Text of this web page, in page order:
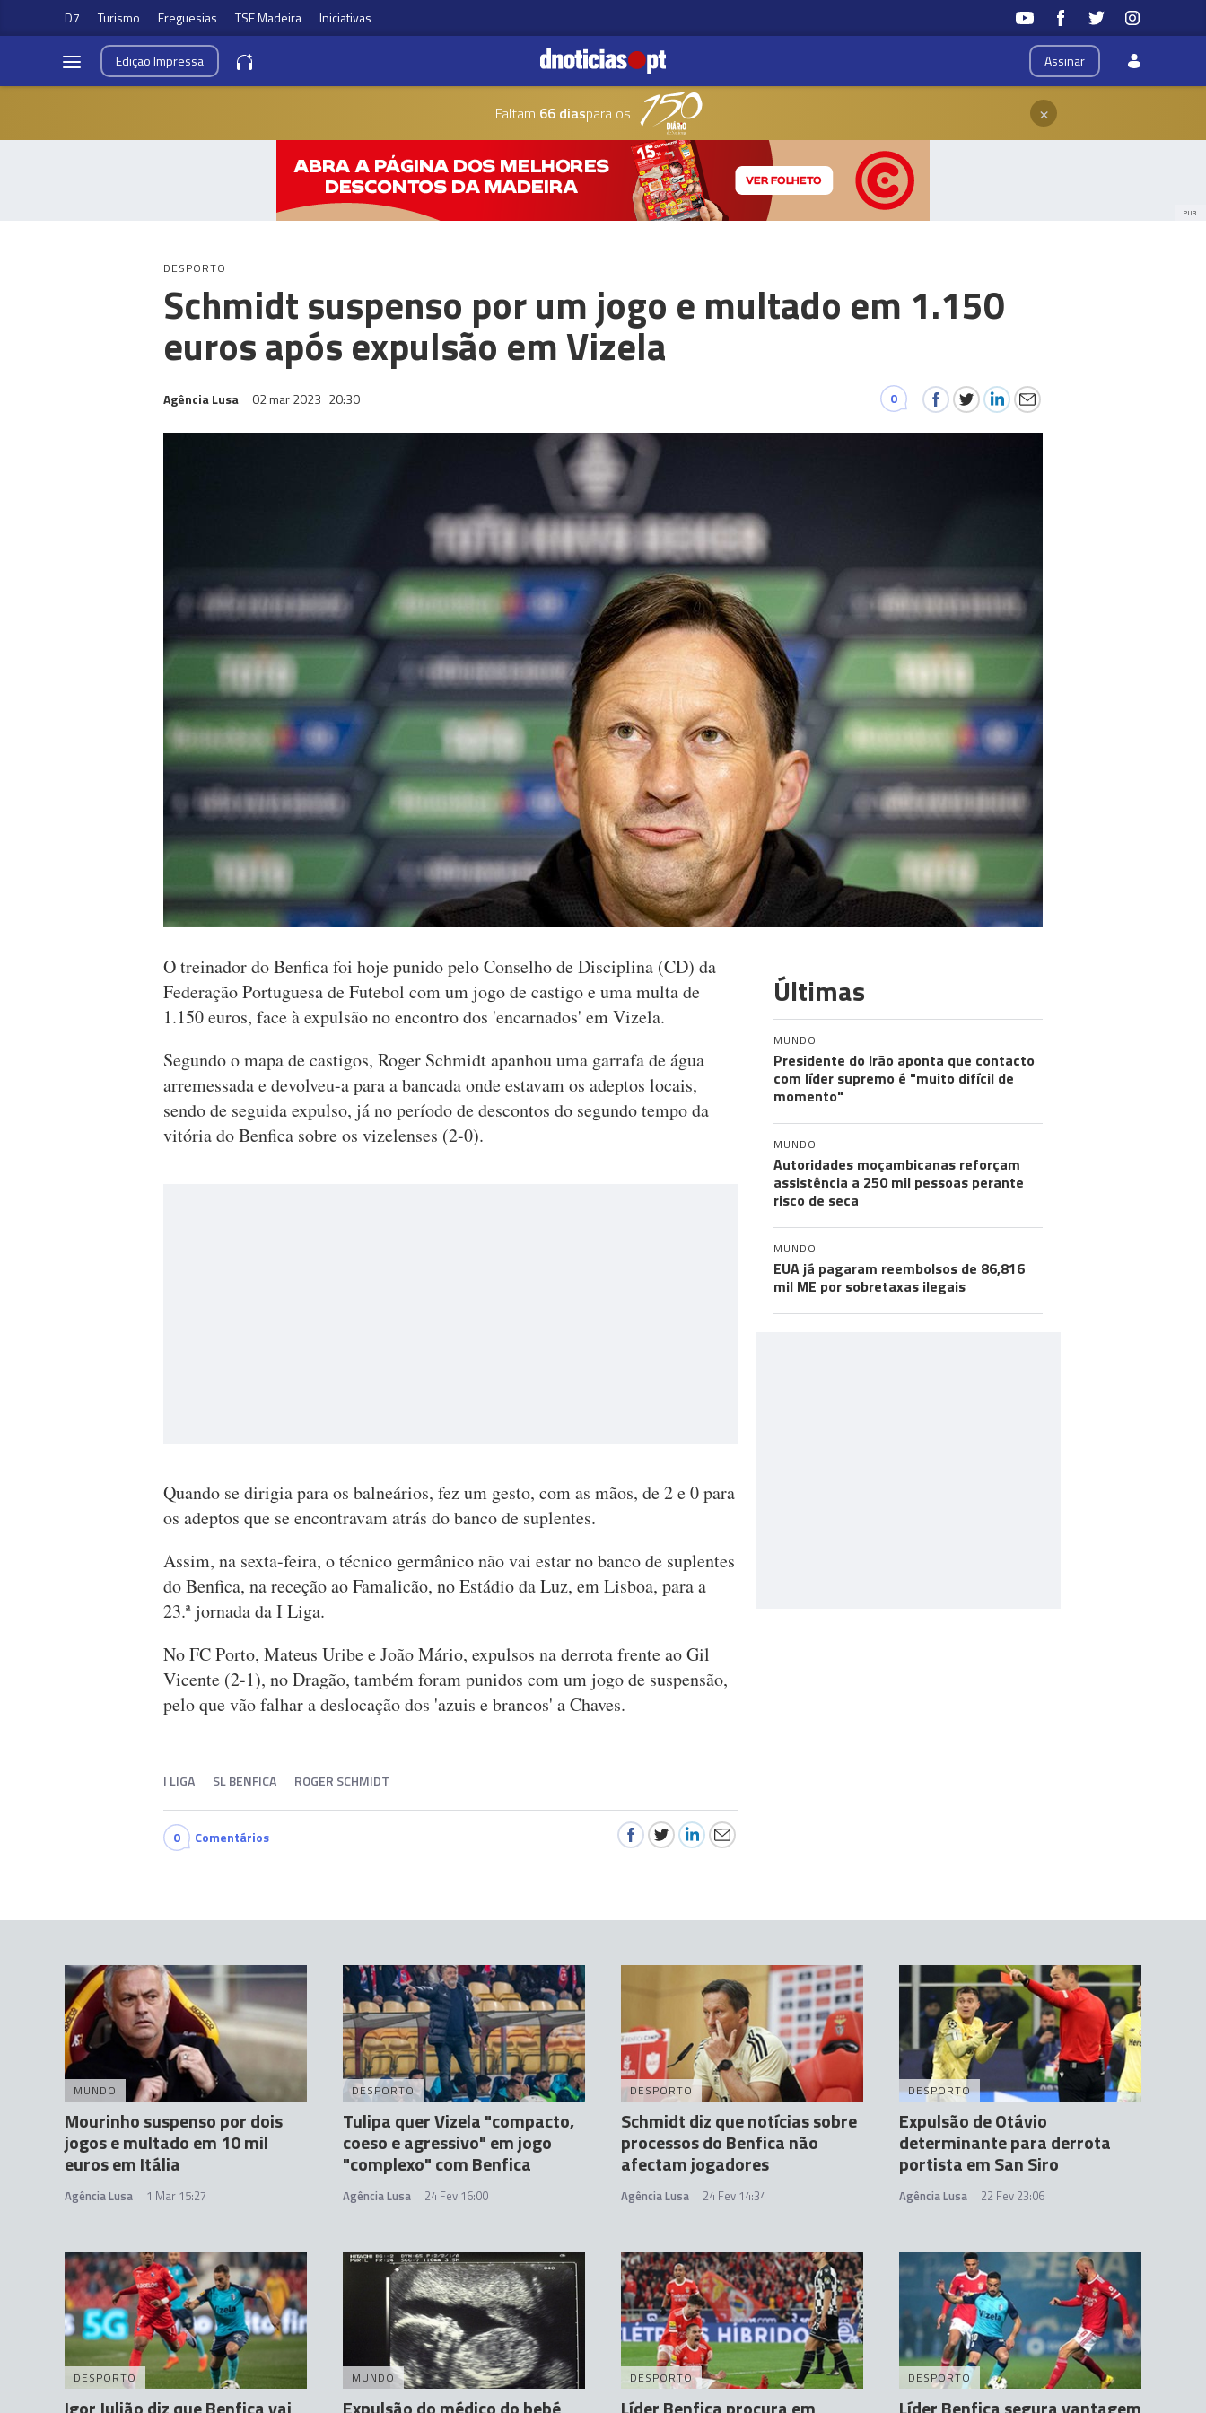
D7 Turismo Freguesias TSF Madeira Iniciativas
Assinar
EdiçãoImpressa
Faltam 66 diaspara os ×
PUB
DESPORTO
Schmidt suspenso por um jogo e multado em 1.150
euros após expulsão em Vizela
Agência Lusa 02 mar 2023 20:30 0
O treinador do Benfica foi hoje punido pelo Conselho de Disciplina (CD) da
Federação Portuguesa de Futebol com um jogo de castigo e uma multa de
1.150 euros, face à expulsão no encontro dos 'encarnados' em Vizela.
Segundo o mapa de castigos, Roger Schmidt apanhou uma garrafa de água
arremessada e devolveu-a para a bancada onde estavam os adeptos locais,
sendo de seguida expulso, já no período de descontos do segundo tempo da
vitória do Benfica sobre os vizelenses (2-0).
Quando se dirigia para os balneários, fez um gesto, com as mãos, de 2 e 0 para
os adeptos que se encontravam atrás do banco de suplentes.
Assim, na sexta-feira, o técnico germânico não vai estar no banco de suplentes
do Benfica, na receção ao Famalicão, no Estádio da Luz, em Lisboa, para a
23.ª jornada da I Liga.
No FC Porto, Mateus Uribe e João Mário, expulsos na derrota frente ao Gil
Vicente (2-1), no Dragão, também foram punidos com um jogo de suspensão,
pelo que vão falhar a deslocação dos 'azuis e brancos' a Chaves.
I LIGA SL BENFICA ROGER SCHMIDT
0 Comentários
Últimas
MUNDO
Presidente do Irão aponta que contacto
com líder supremo é "muito difícil de
momento"
MUNDO
Autoridades moçambicanas reforçam
assistência a 250 mil pessoas perante
risco de seca
MUNDO
EUA já pagaram reembolsos de 86,816
mil ME por sobretaxas ilegais
MUNDO
Mourinho suspenso por dois
jogos e multado em 10 mil
euros em Itália
Agência Lusa 1 Mar 15:27
DESPORTO
Tulipa quer Vizela "compacto,
coeso e agressivo" em jogo
"complexo" com Benfica
Agência Lusa 24 Fev 16:00
DESPORTO
Schmidt diz que notícias sobre
processos do Benfica não
afectam jogadores
Agência Lusa 24 Fev 14:34
DESPORTO
Expulsão de Otávio
determinante para derrota
portista em San Siro
Agência Lusa 22 Fev 23:06
DESPORTO MUNDO DESPORTO DESPORTO